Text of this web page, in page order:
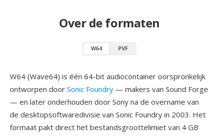
Over de formaten
W64 PVF
W64 (Wave64) is één 64-bit audiocontainer oorspronkelijk
ontworpen door Sonic Foundry — makers van Sound Forge
— en later onderhouden door Sony na de overname van
de desktopsoftwaredivisie van Sonic Foundry in 2003. Het
formaat pakt direct het bestandsgroottelimiet van 4 GB